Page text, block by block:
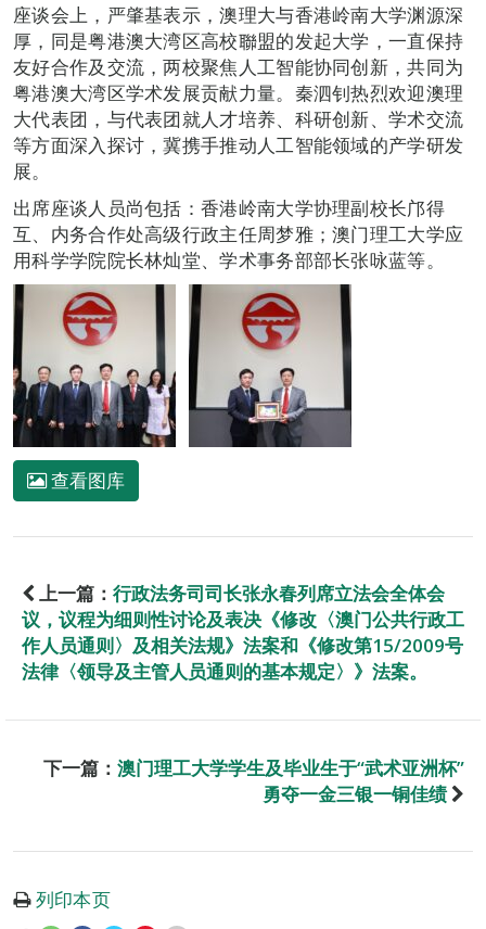
座谈会上，严肇基表示，澳理大与香港岭南大学渊源深
厚，同是粤港澳大湾区高校聯盟的发起大学，一直保持
友好合作及交流，两校聚焦人工智能协同创新，共同为
粤港澳大湾区学术发展贡献力量。秦泗钊热烈欢迎澳理
大代表团，与代表团就人才培养、科研创新、学术交流
等方面深入探讨，冀携手推动人工智能领域的产学研发
展。
出席座谈人员尚包括：香港岭南大学协理副校长邝得
互、内务合作处高级行政主任周梦雅；澳门理工大学应
用科学学院院长林灿堂、学术事务部部长张咏蓝等。
查看图库
上一篇： 行政法务司司长张永春列席立法会全体会
议，议程为细则性讨论及表决《修改〈澳门公共行政工
作人员通则〉及相关法规》法案和《修改第15/2009号
法律〈领导及主管人员通则的基本规定〉》法案。
下一篇： 澳门理工大学学生及毕业生于“武术亚洲杯”
勇夺一金三银一铜佳绩
列印本页